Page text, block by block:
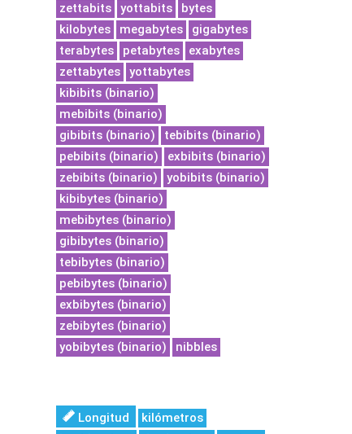
zettabits
yottabits
bytes
kilobytes
megabytes
gigabytes
terabytes
petabytes
exabytes
zettabytes
yottabytes
kibibits (binario)
mebibits (binario)
gibibits (binario)
tebibits (binario)
pebibits (binario)
exbibits (binario)
zebibits (binario)
yobibits (binario)
kibibytes (binario)
mebibytes (binario)
gibibytes (binario)
tebibytes (binario)
pebibytes (binario)
exbibytes (binario)
zebibytes (binario)
yobibytes (binario)
nibbles
Longitud
kilómetros